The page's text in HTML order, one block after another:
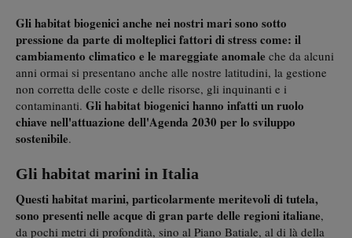
Gli habitat biogenici anche nei nostri mari sono sotto
pressione da parte di molteplici fattori di stress come: il
cambiamento climatico e le mareggiate anomale che da alcuni
anni ormai si presentano anche alle nostre latitudini, la gestione
non corretta delle coste e delle risorse, gli inquinanti e i
contaminanti. Gli habitat biogenici hanno infatti un ruolo
chiave nell'attuazione dell'Agenda 2030 per lo sviluppo
sostenibile.
Gli habitat marini in Italia
Questi habitat marini, particolarmente meritevoli di tutela,
sono presenti nelle acque di gran parte delle regioni italiane,
da pochi metri di profondità, sino al Piano Batiale, al di là della